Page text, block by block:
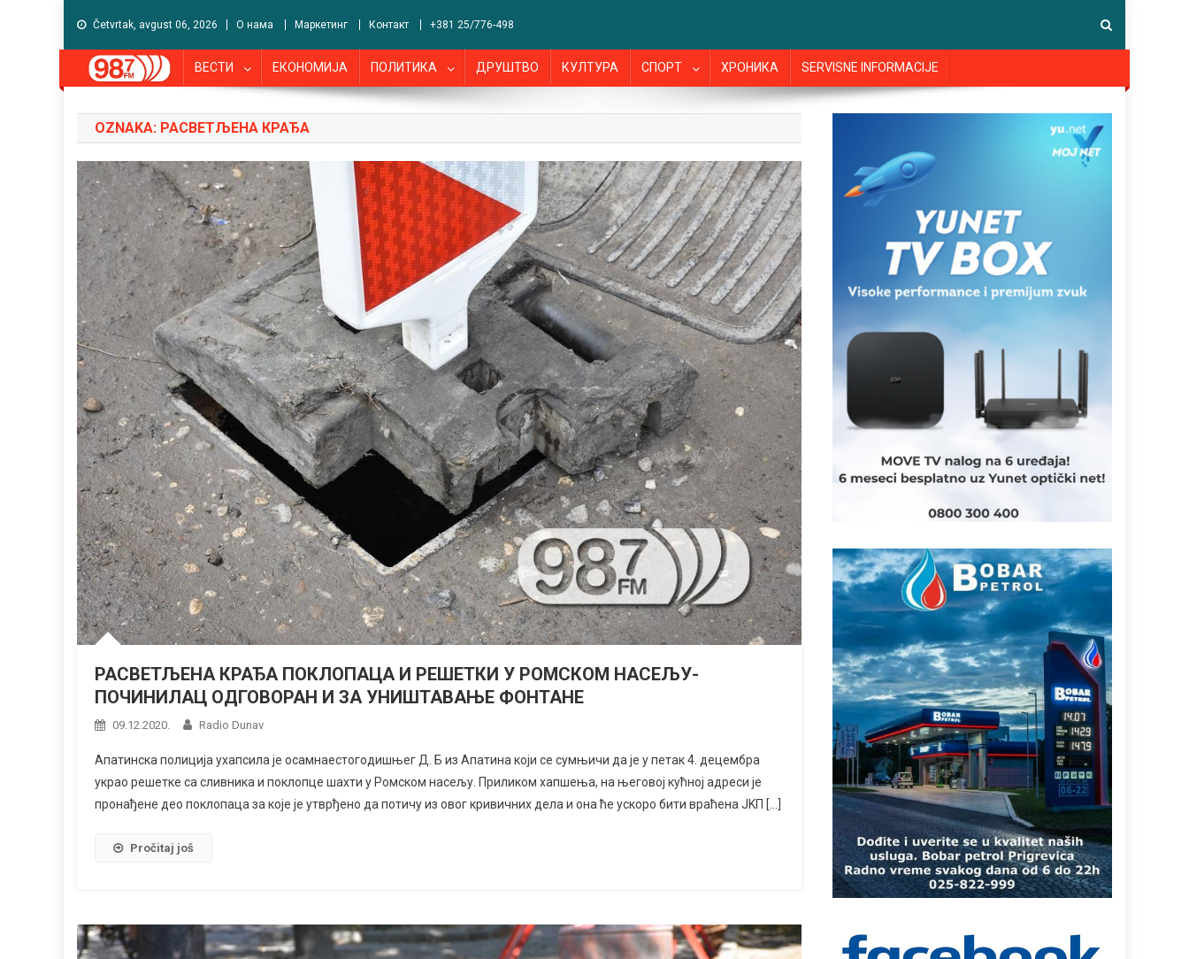
Četvrtak, avgust 06, 2026 О нама Маркетинг Контакт +381 25/776-498
ВЕСТИ ЕКОНОМИЈА ПОЛИТИКА ДРУШТВО КУЛТУРА СПОРТ ХРОНИКА SERVISNE INFORMACIJE
OZNAKA: РАСВЕТЉЕНА КРАЂА
РАСВЕТЉЕНА КРАЂА ПОКЛОПАЦА И РЕШЕТКИ У РОМСКОМ НАСЕЉУ-
ПОЧИНИЛАЦ ОДГОВОРАН И ЗА УНИШТАВАЊЕ ФОНТАНЕ
09.12.2020. Radio Dunav
Апатинска полиција ухапсила је осамнаестогодишњег Д. Б из Апатина који се сумњичи да је у петак 4. децембра
украо решетке са сливника и поклопце шахти у Ромском насељу. Приликом хапшења, на његовој кућној адреси је
пронађене део поклопаца за које је утврђено да потичу из овог кривичних дела и она ће ускоро бити враћена ЈKП […]
Pročitaj još